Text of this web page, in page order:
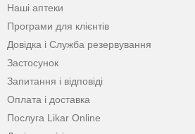
Наші аптеки
Програми для клієнтів
Довідка і Служба резервування
Застосунок
Запитання і відповіді
Оплата і доставка
Послуга Likar Online